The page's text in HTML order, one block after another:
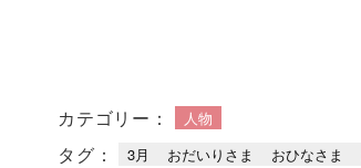
カテゴリー： 人物
タグ： 3月 おだいりさま おひなさま